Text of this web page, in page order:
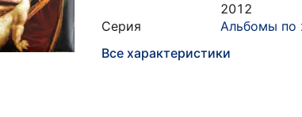
2012
Серия
Альбомы по
Все характеристики